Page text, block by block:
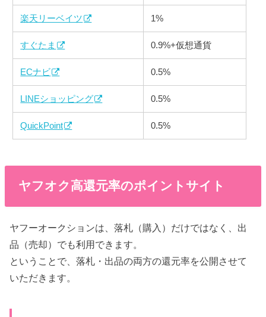
楽天リーベイツ 1%
すぐたま 0.9%+仮想通貨
ECナビ 0.5%
LINEショッピング 0.5%
QuickPoint 0.5%
ヤフオク高還元率のポイントサイト
ヤフーオークションは、落札（購入）だけではなく、出
品（売却）でも利用できます。
ということで、落札・出品の両方の還元率を公開させて
いただきます。